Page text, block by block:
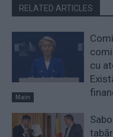
RELATED ARTICLES
Main
cu